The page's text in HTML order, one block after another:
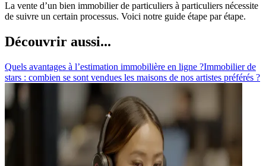
La vente d’un bien immobilier de particuliers à particuliers nécessite
de suivre un certain processus. Voici notre guide étape par étape.
Découvrir aussi...
Quels avantages à l’estimation immobilière en ligne ?Immobilier de
stars : combien se sont vendues les maisons de nos artistes préférés ?